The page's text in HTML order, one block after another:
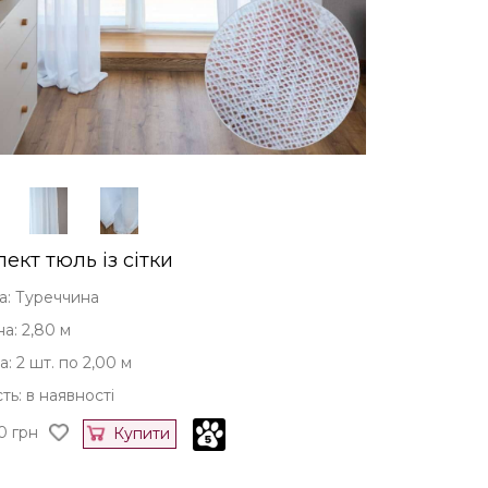
тюль із сітки
Туреччина
2,80 м
2 шт. по 2,00 м
в наявності
грн Купити